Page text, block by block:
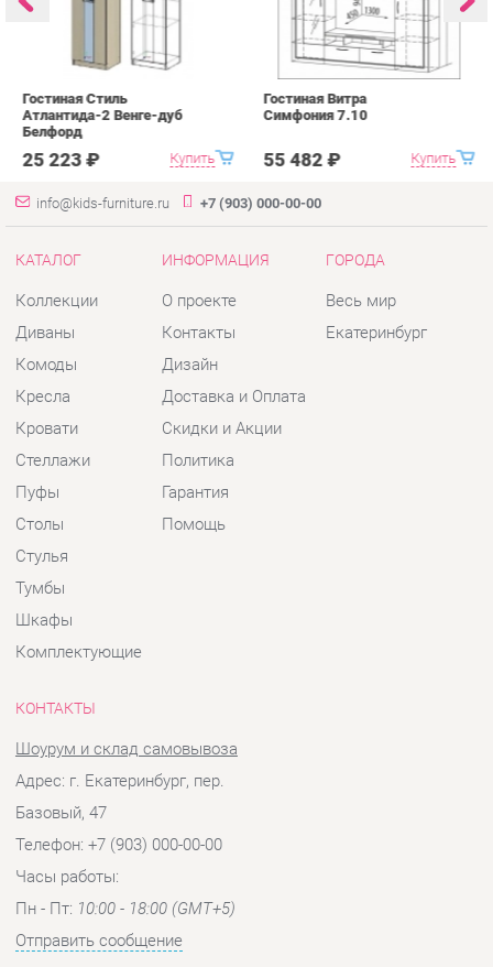
info@kids-furniture.ru +7 (903) 000-00-00
КАТАЛОГ
Коллекции
Диваны
Комоды
Кресла
Кровати
Стеллажи
Пуфы
Столы
Стулья
ИНФОРМАЦИЯ
О проекте
Дизайн
Доставка и Оплата
Скидки и Акции
Политика
Гарантия
Помощь
ГОРОДА
Весь мир
КОНТАКТЫ
Адрес: г. Екатеринбург, пер.
Базовый, 47
Телефон: +7 (903) 000-00-00
Часы работы:
© 2009-2026 Детская мебель Екатеринбург